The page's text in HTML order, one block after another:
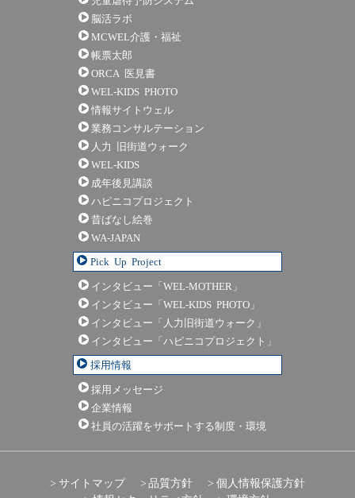
脳活ラボ
MCWEL介護・福祉
帳票太郎
ORCA 医見書
WEL-KIDS PHOTO
情報サイトウェル
業務コンサルテーション
人力 旧街道ウォーク
WEL-KIDS
成年後見講談
ハピニコプロジェクト
昔ばなし絵巻
WA-JAPAN
Pick Up Project
インタビュー「WEL-MOTHER」
インタビュー「WEL-KIDS PHOTO」
インタビュー「人力旧街道ウォーク」
インタビュー「ハピニコプロジェクト」
採用情報
採用メッセージ
企業情報
社員の活躍をサポートする制度・環境
サイトマップ 品質方針
個人情報保護方針